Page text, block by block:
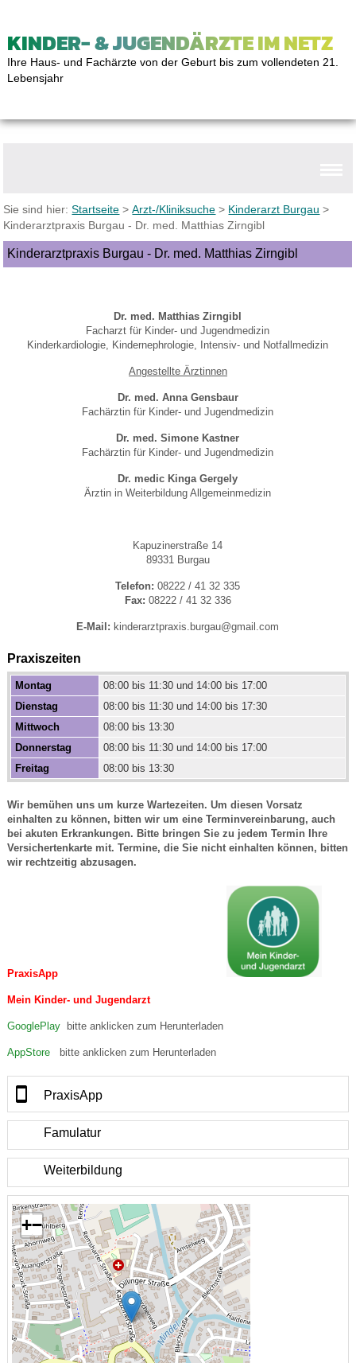
KINDER- & JUGENDÄRZTE IM NETZ
Ihre Haus- und Fachärzte von der Geburt bis zum vollendeten 21.
Lebensjahr
Sie sind hier:Startseite >Arzt-/Kliniksuche > Kinderarzt Burgau >
Kinderarztpraxis Burgau - Dr. med. Matthias Zirngibl
Kinderarztpraxis Burgau - Dr. med. Matthias Zirngibl
Dr. med. Matthias Zirngibl
Facharzt für Kinder- und Jugendmedizin
Kinderkardiologie, Kindernephrologie, Intensiv- und Notfallmedizin
Angestellte Ärztinnen
Dr. med. Anna Gensbaur
Fachärztin für Kinder- und Jugendmedizin
Dr. med. Simone Kastner
Fachärztin für Kinder- und Jugendmedizin
Dr. medic Kinga Gergely
Ärztin in Weiterbildung Allgemeinmedizin
Kapuzinerstraße 14
89331 Burgau
Telefon: 08222 / 41 32 335
Fax: 08222 / 41 32 336
E-Mail: kinderarztpraxis.burgau@gmail.com
Praxiszeiten
Montag
08:00 bis 11:30 und 14:00 bis 17:00
Dienstag
08:00 bis 11:30 und 14:00 bis 17:30
Mittwoch
08:00 bis 13:30
Donnerstag
08:00 bis 11:30 und 14:00 bis 17:00
Freitag
08:00 bis 13:30
Wir bemühen uns um kurze Wartezeiten. Um diesen Vorsatz
einhalten zu können, bitten wir um eine Terminvereinbarung, auch
bei akuten Erkrankungen. Bitte bringen Sie zu jedem Termin Ihre
Versichertenkarte mit. Termine, die Sie nicht einhalten können, bitten
wir rechtzeitig abzusagen.
PraxisApp
Mein Kinder- und Jugendarzt
GooglePlaybitte anklicken zum Herunterladen
AppStorebitte anklicken zum Herunterladen
PraxisApp
Famulatur
Weiterbildung
+−